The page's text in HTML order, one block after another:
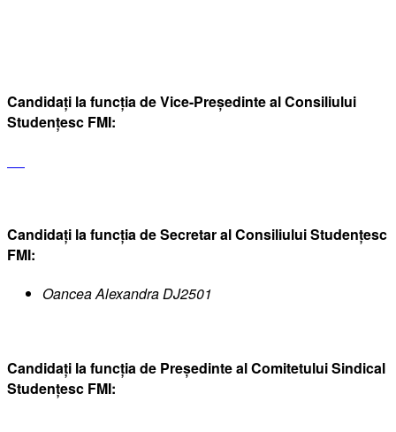
Candidați la funcția deVice-Președinte al Consiliului
Studențesc FMI:
Candidați la funcția deSecretar al Consiliului Studențesc
FMI:
Oancea Alexandra DJ2501
Candidați la funcția de Președinte al Comitetului Sindical
Studențesc FMI: